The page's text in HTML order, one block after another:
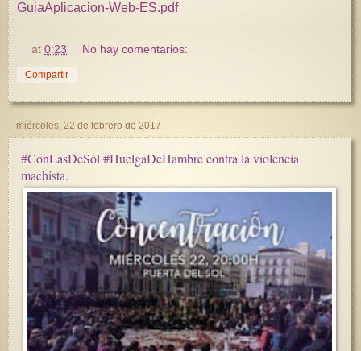
GuiaAplicacion-Web-ES.pdf
at0:23 No hay comentarios:
Compartir
miércoles, 22 de febrero de 2017
#ConLasDeSol #HuelgaDeHambre contra la violencia
machista.